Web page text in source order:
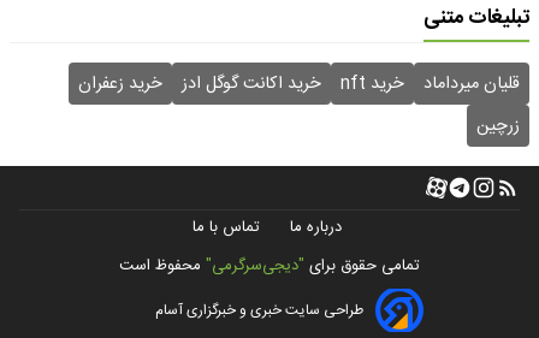
تبلیغات متنی
قلیان میرداماد خرید nft خرید اکانت گوگل ادز
خرید زعفران
زرچین
درباره ما
تماس با ما
تمامی حقوق برای "دیجی‌سرگرمی" محفوظ است
طراحی سایت خبری و خبرگزاری آسام